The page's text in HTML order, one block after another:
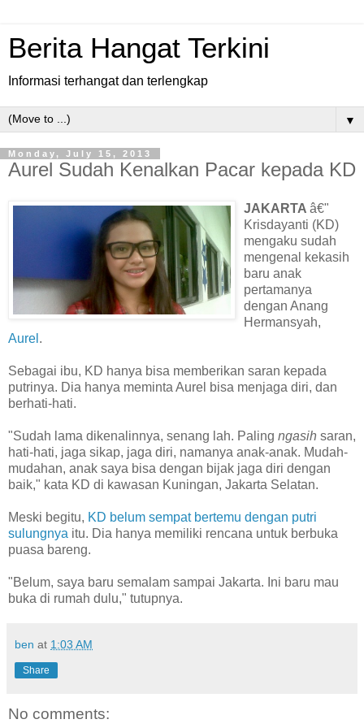
Berita Hangat Terkini
Informasi terhangat dan terlengkap
▼
Monday, July 15, 2013
Aurel Sudah Kenalkan Pacar kepada KD
JAKARTA â€"
Krisdayanti (KD)
mengaku sudah
mengenal kekasih
baru anak
pertamanya
dengan Anang
Hermansyah,
Aurel .
Sebagai ibu, KD hanya bisa memberikan saran kepada
putrinya. Dia hanya meminta Aurel bisa menjaga diri, dan
berhati-hati.
"Sudah lama dikenalinnya, senang lah. Paling ngasih saran,
hati-hati, jaga sikap, jaga diri, namanya anak-anak. Mudah-
mudahan, anak saya bisa dengan bijak jaga diri dengan
baik," kata KD di kawasan Kuningan, Jakarta Selatan.
Meski begitu, KD belum sempat bertemu dengan putri
sulungnya itu. Dia hanya memiliki rencana untuk berbuka
puasa bareng.
"Belum, saya baru semalam sampai Jakarta. Ini baru mau
buka di rumah dulu," tutupnya.
ben at 1:03 AM
Share
No comments: